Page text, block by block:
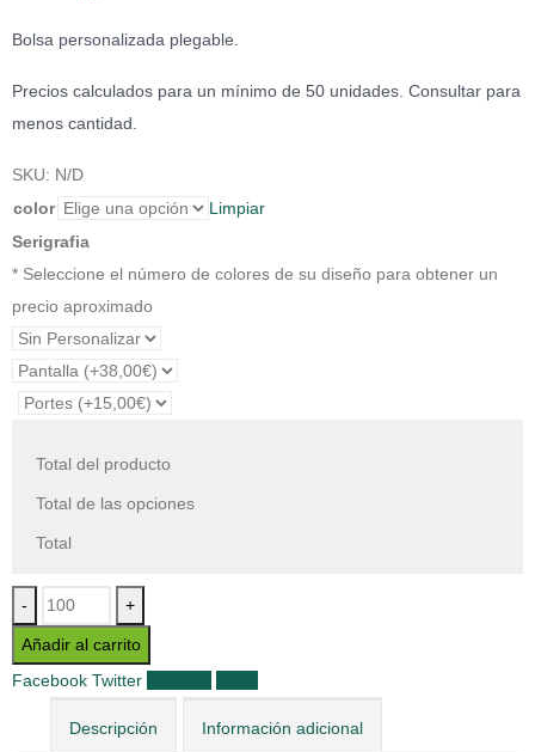
Bolsa personalizada plegable.
Precios calculados para un mínimo de 50 unidades. Consultar para
menos cantidad.
SKU: N/D
color
Limpiar
Serigrafia
* Seleccione el número de colores de su diseño para obtener un
precio aproximado
Total del producto
Total de las opciones
Total
- +
Añadir al carrito
Facebook Twitter
Descripción Información adicional